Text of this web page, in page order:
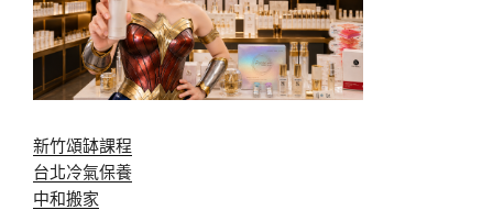
新竹頌缽課程
台北冷氣保養
中和搬家